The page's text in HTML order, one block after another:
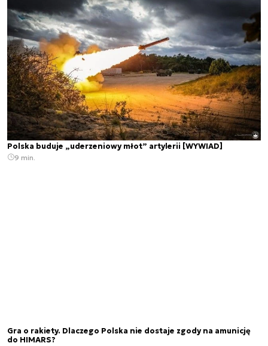
Polska buduje „uderzeniowy młot” artylerii [WYWIAD]
9 min.
Gra o rakiety. Dlaczego Polska nie dostaje zgody na amunicję
do HIMARS?